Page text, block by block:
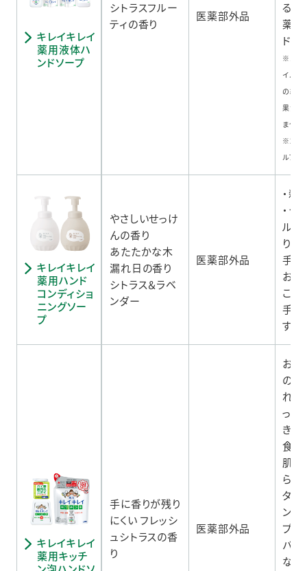
キレイキレイ
薬用液体ハ
ンドソープ
シトラスフルー
ティの香り
医薬部外品
るキ
薬用
ドソ
※1 エ
イルス
の細菌
果があ
ません。
※2 イ
ルフェ
キレイキレイ
薬用ハンド
コンディショ
ニングソー
プ
やさしいせっけ
んの香り
あたたかな木
漏れ日の香り
シトラス＆ラベ
ンダー
医薬部外品
・殺
・う
ル処
り手
手洗
おい
こと
手肌
す。
キレイキレイ
薬用キッチ
手に香りが残り
にくい フレッシ
ュシトラスの香
り
医薬部外品
お料
のバ
れ・
っか
きち
食材
肌を
ら守
タイ
ン用
プ。
バイ
ない